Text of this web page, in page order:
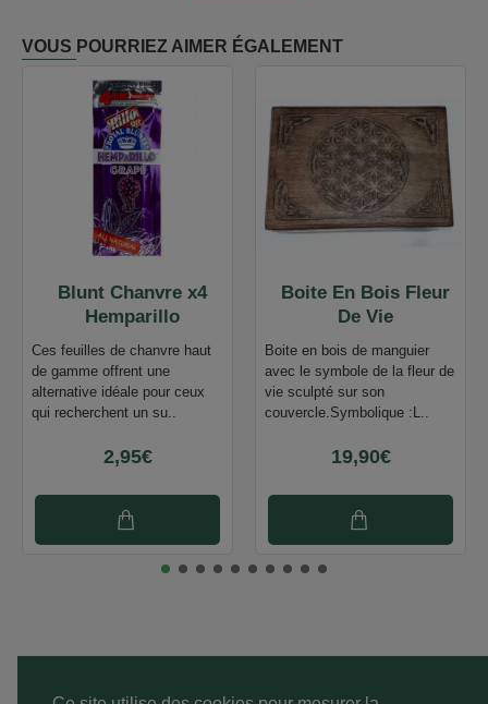
VOUS POURRIEZ AIMER ÉGALEMENT
Blunt Chanvre x4
Hemparillo
Ces feuilles de chanvre haut
de gamme offrent une
alternative idéale pour ceux
qui recherchent un su..
2,95€
Boite En Bois Fleur
De Vie
Boite en bois de manguier
avec le symbole de la fleur de
vie sculpté sur son
couvercle.Symbolique :L..
19,90€